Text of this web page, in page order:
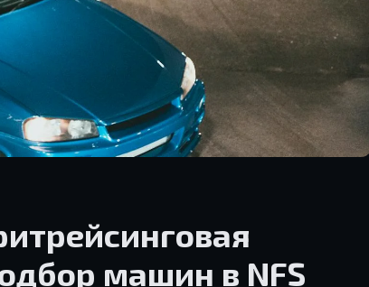
машин в NFS